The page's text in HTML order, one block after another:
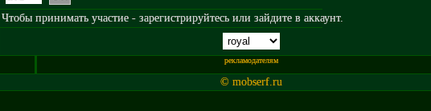
Чтобы принимать участие - зарегистрируйтесь или зайдите в аккаунт.
рекламодателям
© mobserf.ru